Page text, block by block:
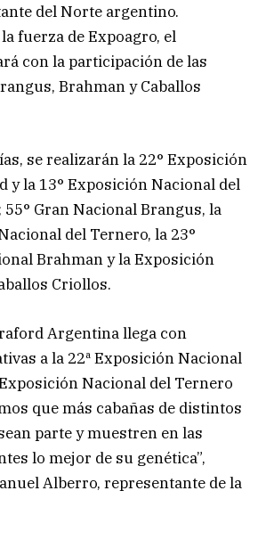
del Norte argentino.
fuerza de Expoagro, el
con la participación de las
Brahman y Caballos
se realizarán la 22° Exposición
y la 13° Exposición Nacional del
Gran Nacional Brangus, la
del Ternero, la 23°
Brahman y la Exposición
Criollos.
Argentina llega con
a la 22ª Exposición Nacional
Nacional del Ternero
que más cabañas de distintos
parte y muestren en las
lo mejor de su genética”,
Alberro, representante de la